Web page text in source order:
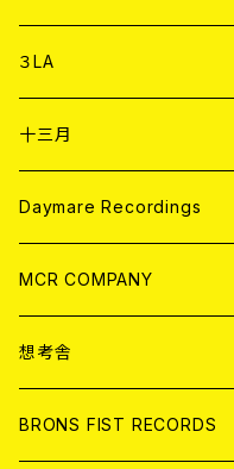
DIGITAL CONTENTS
アナログ
CD
ANALOG
アパレル
３LA
CD
ANALOG
十三月
CD
ANALOG
Daymare Recordings
CD
ANALOG
MCR COMPANY
CD
アパレル
想考舎
BRONS FIST RECORDS